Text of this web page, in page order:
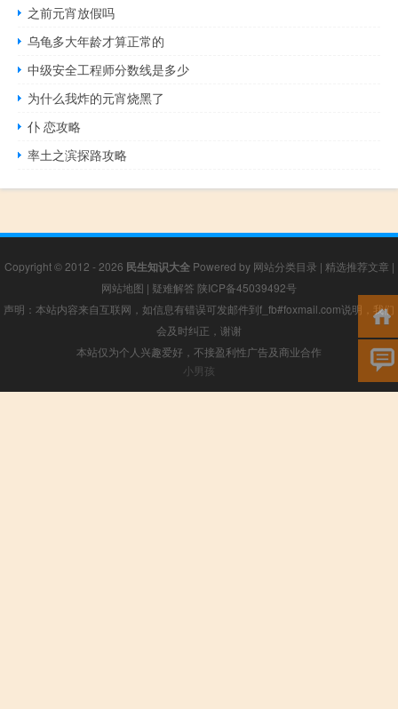
之前元宵放假吗
乌龟多大年龄才算正常的
中级安全工程师分数线是多少
为什么我炸的元宵烧黑了
仆 恋攻略
率土之滨探路攻略
Copyright © 2012 - 2026 民生知识大全Powered by 网站分类目录 | 精选推荐文章 |
网站地图 | 疑难解答 陕ICP备45039492号
声明：本站内容来自互联网，如信息有错误可发邮件到f_fb#foxmail.com说明，我们
会及时纠正，谢谢
本站仅为个人兴趣爱好，不接盈利性广告及商业合作
小男孩